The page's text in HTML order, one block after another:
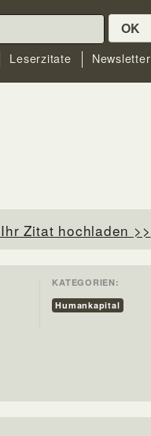
OK
Leserzitate Newsletter
Zitat hochladen >>
KATEGORIEN:
Humankapital